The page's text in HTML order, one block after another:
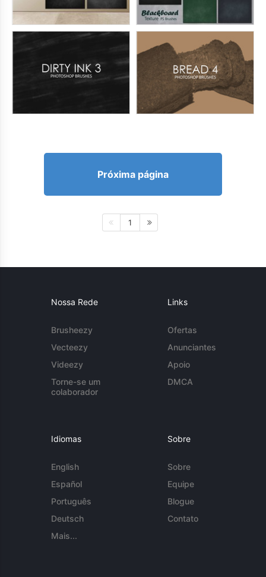
Próxima página
1
Nossa Rede
Brusheezy
Vecteezy
Videezy
Torne-se um
colaborador
Links
Ofertas
Anunciantes
Apoio
DMCA
Idiomas
English
Español
Português
Deutsch
Mais...
Sobre
Sobre
Equipe
Blogue
Contato